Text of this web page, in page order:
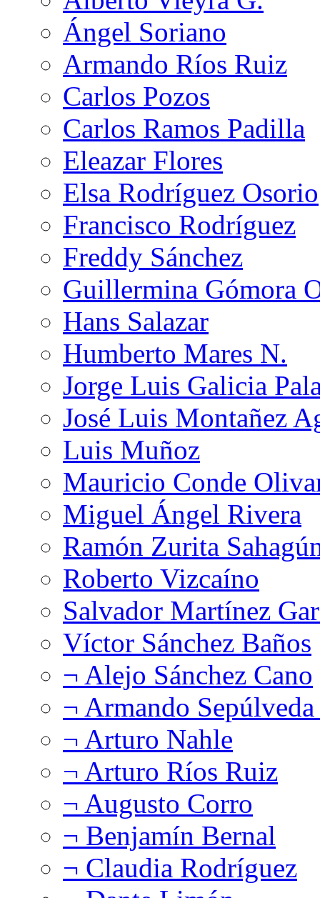
Ángel Soriano
Armando Ríos Ruiz
Carlos Pozos
Carlos Ramos Padilla
Eleazar Flores
Elsa Rodríguez Osorio
Francisco Rodríguez
Freddy Sánchez
Guillermina Gómora
Hans Salazar
Humberto Mares N.
Jorge Luis Galicia
José Luis Montañez
Luis Muñoz
Mauricio Conde
Miguel Ángel Rivera
Ramón Zurita
Roberto Vizcaíno
Salvador Martínez
Víctor Sánchez Baños
¬ Alejo Sánchez Cano
¬ Armando
¬ Arturo Nahle
¬ Arturo Ríos Ruiz
¬ Augusto Corro
¬ Benjamín Bernal
¬ Claudia Rodríguez